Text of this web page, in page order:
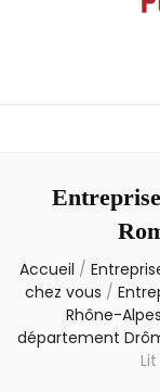
Accueil /
chez vous /
Rhône-Alpes
département